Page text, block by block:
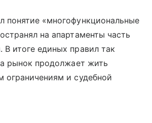
понятие «многофункциональные
на апартаменты часть
итоге единых правил так
рынок продолжает жить
ограничениям и судебной